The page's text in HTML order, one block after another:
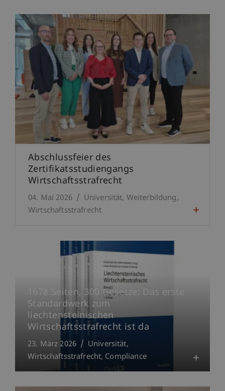
Abschlussfeier des
Zertifikatsstudiengangs
Wirtschaftsstrafrecht
04. Mai 2026 Universität Weiterbildung
Wirtschaftsstrafrecht
1678 Seiten, 300 Gesetze: Das erste
Standardwerk zum
liechtensteinischen
Wirtschaftsstrafrecht ist da
23. März 2026
Universität
Wirtschaftsstrafrecht Compliance